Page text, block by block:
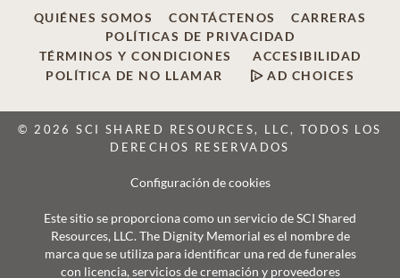
QUIÉNES SOMOS CONTÁCTENOS
CARRERAS
POLÍTICAS DE PRIVACIDAD
TÉRMINOS Y CONDICIONES
ACCESIBILIDAD
POLÍTICA DE NO LLAMAR
AD CHOICES
© 2026 SCI SHARED RESOURCES, LLC, TODOS LOS
DERECHOS RESERVADOS
Configuración de cookies
Este sitio se proporciona como un servicio de SCI Shared
Resources, LLC. The Dignity Memorial es el nombre de
marca que se utiliza para identificar una red de funerales
con licencia, servicios de cremación y proveedores